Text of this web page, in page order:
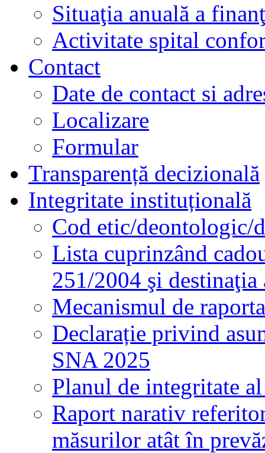
Situaţia anuală a
Activitate spital
Contact
Date de contact si
Localizare
Formular
Transparență decizională
Integritate instituțională
Cod etic/deontologic/
Lista cuprinzând
251/2004 şi destinaţia
Mecanismul de
Declarație privind
SNA 2025
Planul de integritate
Raport narativ
măsurilor atât în